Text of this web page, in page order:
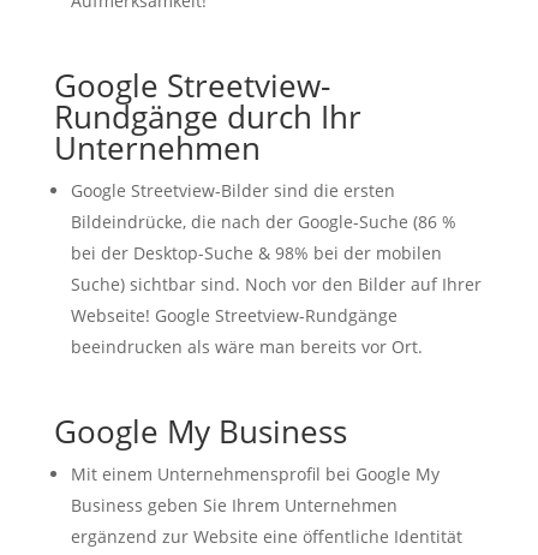
Google Streetview-
Rundgänge durch Ihr
Unternehmen
Google Streetview-Bilder sind die ersten
Bildeindrücke, die nach der Google-Suche (86 %
bei der Desktop-Suche & 98% bei der mobilen
Suche) sichtbar sind. Noch vor den Bilder auf Ihrer
Webseite! Google Streetview-Rundgänge
beeindrucken als wäre man bereits vor Ort.
Google My Business
Mit einem Unternehmensprofil bei Google My
Business geben Sie Ihrem Unternehmen
ergänzend zur Website eine öffentliche Identität